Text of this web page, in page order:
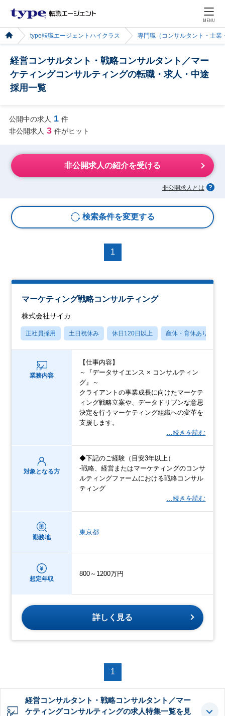
MENU
type転職エージェントハイクラス 専門職（コンサルタント・士業
経営コンサルタント・戦略コンサルタント／マー
ケティングコンサルティングの転職・求人・中途
採用一覧
公開中の求人 1 件
非公開求人 3 件がヒット
非公開求人の紹介を受ける
非公開求人とは
検索条件を変更する
1
マーケティング戦略コンサルティング
株式会社サイカ
正社員採用 土日祝休み 休日120日以上 産休・育休あり
業務内容
【仕事内容】
～『データサイエンス × コンサルティン
グ』～
クライアントの事業成長に向けたマーケテ
ィング戦略立案や、データドリブンな意思
決定を行うマーケティング組織への変革を
支援します。
…続きを読む
対象となる方
◆下記のご経験（目安3年以上）
-戦略、経営またはマーケティングのコンサ
ルティングファームにおける戦略コンサル
ティング
…続きを読む
勤務地
東京都
想定年収
800～1200万円
詳しく見る
1
経営コンサルタント・戦略コンサルタント／マー
ケティングコンサルティングの求人特集一覧を見